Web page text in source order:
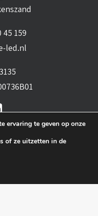
45 159
led.nl
ervaring te geven op onze
of ze uitzetten in de